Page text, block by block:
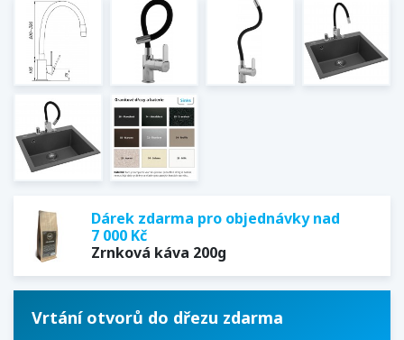
Dárek zdarma pro objednávky nad
7 000 Kč
Zrnková káva 200g
Vrtání otvorů do dřezu zdarma